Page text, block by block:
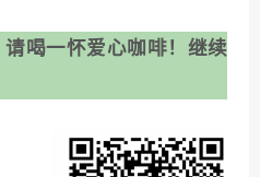
喝一怀爱心咖啡！继续